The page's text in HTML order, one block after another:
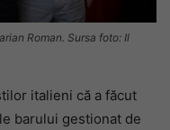
Roman. Sursa foto: Il
italieni că a făcut
barului gestionat de